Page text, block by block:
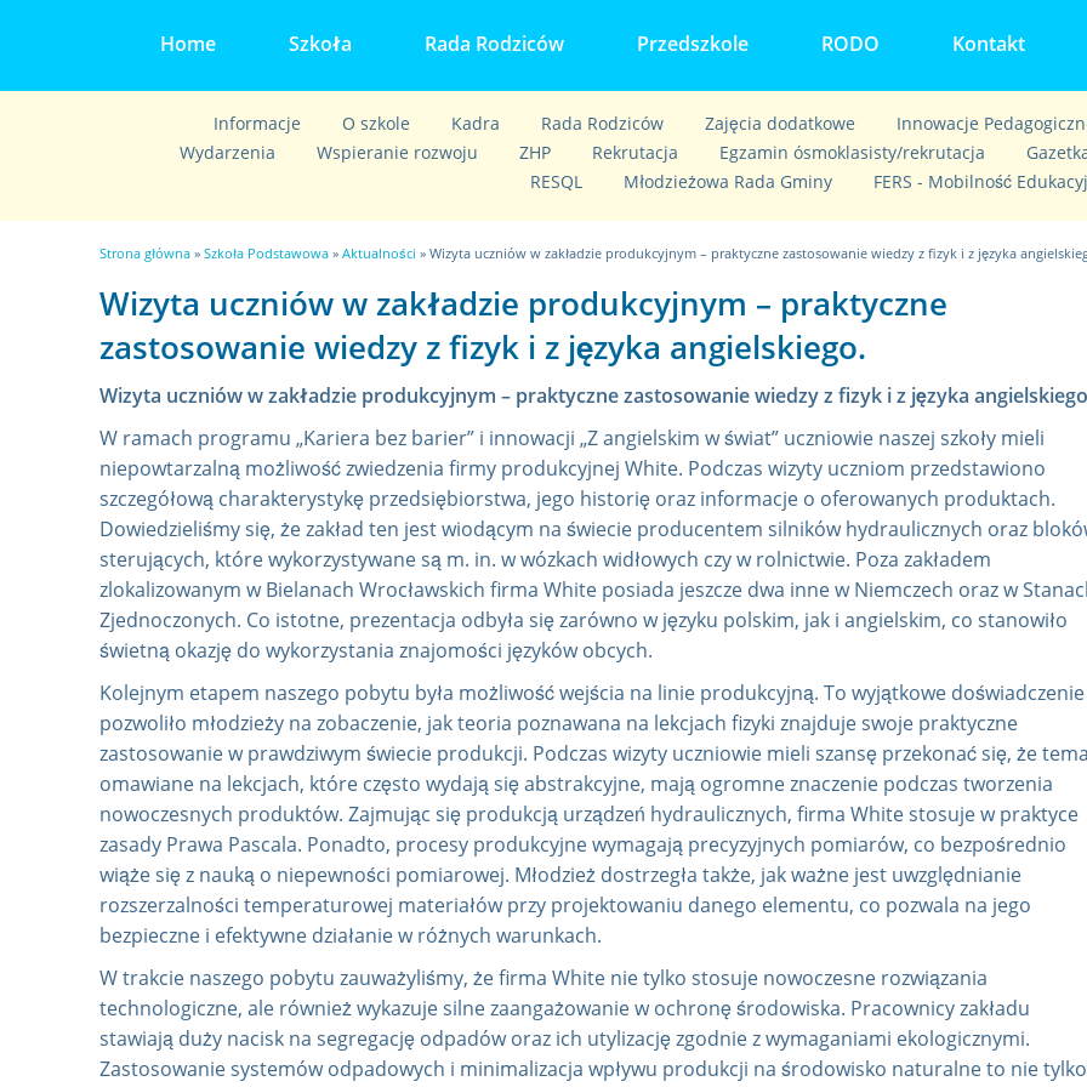
Home Szkoła Rada Rodziców Przedszkole RODO Kontakt
Informacje O szkole Kadra Rada Rodziców Zajęcia dodatkowe
Innowacje
Wydarzenia
Wspieranie rozwoju ZHP Rekrutacja Egzamin ósmoklasisty/rekrutacja
RESQL
Młodzieżowa Rada Gminy FERS - Mobilność
J
s
t
e
ś
t
u
t
a
j
Strona główna » Szkoła Podstawowa » Aktualności » Wizyta uczniów w zakładzie produkcyjnym – praktyczne zastosowanie wiedzy z fizyk i z języka
Wizyta uczniów w zakładzie produkcyjnym – praktyczne
zastosowanie wiedzy z fizyk i z języka angielskiego.
Wizyta uczniów w zakładzie produkcyjnym – praktyczne zastosowanie wiedzy z fizyk i z języka
W ramach programu „Kariera bez barier” i innowacji „Z angielskim w świat” uczniowie naszej szkoły mieli
niepowtarzalną możliwość zwiedzenia firmy produkcyjnej White. Podczas wizyty uczniom przedstawiono
szczegółową charakterystykę przedsiębiorstwa, jego historię oraz informacje o oferowanych produktach.
Dowiedzieliśmy się, że zakład ten jest wiodącym na świecie producentem silników hydraulicznych oraz
sterujących, które wykorzystywane są m. in. w wózkach widłowych czy w rolnictwie. Poza zakładem
zlokalizowanym w Bielanach Wrocławskich firma White posiada jeszcze dwa inne w Niemczech oraz w
Zjednoczonych. Co istotne, prezentacja odbyła się zarówno w języku polskim, jak i angielskim, co stanowiło
świetną okazję do wykorzystania znajomości języków obcych.
Kolejnym etapem naszego pobytu była możliwość wejścia na linie produkcyjną. To wyjątkowe doświadczenie
pozwoliło młodzieży na zobaczenie, jak teoria poznawana na lekcjach fizyki znajduje swoje praktyczne
zastosowanie w prawdziwym świecie produkcji. Podczas wizyty uczniowie mieli szansę przekonać się, że
omawiane na lekcjach, które często wydają się abstrakcyjne, mają ogromne znaczenie podczas tworzenia
nowoczesnych produktów. Zajmując się produkcją urządzeń hydraulicznych, firma White stosuje w praktyce
zasady Prawa Pascala. Ponadto, procesy produkcyjne wymagają precyzyjnych pomiarów, co bezpośrednio
wiąże się z nauką o niepewności pomiarowej. Młodzież dostrzegła także, jak ważne jest uwzględnianie
rozszerzalności temperaturowej materiałów przy projektowaniu danego elementu, co pozwala na jego
bezpieczne i efektywne działanie w różnych warunkach.
W trakcie naszego pobytu zauważyliśmy, że firma White nie tylko stosuje nowoczesne rozwiązania
technologiczne, ale również wykazuje silne zaangażowanie w ochronę środowiska. Pracownicy zakładu
stawiają duży nacisk na segregację odpadów oraz ich utylizację zgodnie z wymaganiami ekologicznymi.
Zastosowanie systemów odpadowych i minimalizacja wpływu produkcji na środowisko naturalne to nie tylko